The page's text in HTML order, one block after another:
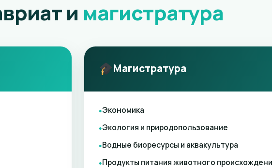
и магистратура
Магистратура
Экономика
Экология и природопользование
Водные биоресурсы и аквакультура
Продукты питания животного